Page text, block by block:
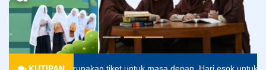
tiket untuk masa depan. Hari esok untuk orang-orang